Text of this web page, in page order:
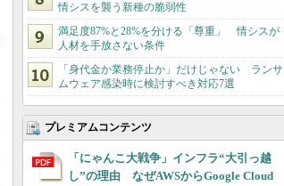
情シスを襲う新種の脆弱性
満足度87%と28%を分ける「尊重」 情シスが
人材を手放さない条件
「身代金か業務停止か」だけじゃない ランサ
ムウェア感染時に検討すべき対応7選
プレミアムコンテンツ
「にゃんこ大戦争」インフラ“大引っ越
し”の理由 なぜAWSからGoogle Cloud